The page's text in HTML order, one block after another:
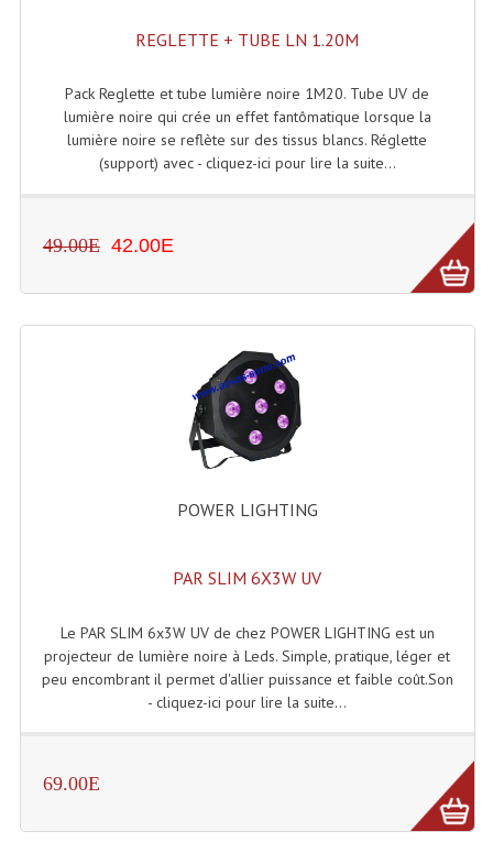
Enceintes Passives Sono
Retours De Scène
Caisson De Basse Amplifié
Enceintes Hifi
Enceintes Monitoring
Filtres Actifs, Correcteurs
Filtres Passifs
Haut-Parleurs Amplis Guitare
Moteurs Pavillons Pour Enceinte
REGLETTE + TUBE LN 1.20M
Pack Reglette et tube lumière noire 1M20. Tube UV de
lumière noire qui crée un effet fantômatique lorsque la
lumière noire se reflète sur des tissus blancs. Réglette
(support) avec - cliquez-ici pour lire la suite...
49.00E 42.00E
POWER LIGHTING
PAR SLIM 6X3W UV
Le PAR SLIM 6x3W UV de chez POWER LIGHTING est un
projecteur de lumière noire à Leds. Simple, pratique, léger et
peu encombrant il permet d'allier puissance et faible coût.Son
- cliquez-ici pour lire la suite...
69.00E